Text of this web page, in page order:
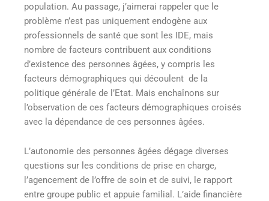
population. Au passage, j’aimerai rappeler que le
problème n’est pas uniquement endogène aux
professionnels de santé que sont les IDE, mais
nombre de facteurs contribuent aux conditions
d’existence des personnes âgées, y compris les
facteurs démographiques qui découlent de la
politique générale de l’Etat. Mais enchaînons sur
l’observation de ces facteurs démographiques croisés
avec la dépendance de ces personnes âgées.
L’autonomie des personnes âgées dégage diverses
questions sur les conditions de prise en charge,
l’agencement de l’offre de soin et de suivi, le rapport
entre groupe public et appuie familial. L’aide financière